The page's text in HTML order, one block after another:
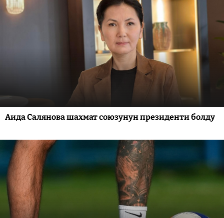
Аида Салянова шахмат союзунун президенти болду